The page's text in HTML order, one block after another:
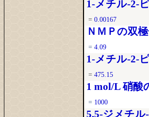
1-メチル-2-
= 0.00167
ＮＭＰの双
= 4.09
1-メチル-2-
= 475.15
1 mol/L 硝酸
= 1000
5,5-ジメチ